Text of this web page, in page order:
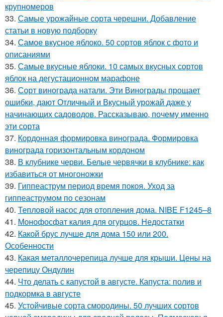
крупномеров
33. Самые урожайные сорта черешни. Добавление
статьи в новую подборку
34. Самое вкусное яблоко. 50 сортов яблок с фото и
описаниями
35. Самые вкусные яблоки. 10 самых вкусных сортов
яблок на дегустационном марафоне
36. Сорт винограда натали. Эти Винограды прощает
ошибки, дают Отличный и Вкусный урожай даже у
начинающих садоводов. Рассказываю, почему именно
эти сорта
37. Кордонная формировка винограда. Формировка
винограда горизонтальным кордоном
38. В клубнике черви. Белые червячки в клубнике: как
избавиться от многоножки
39. Гиппеаструм период время покоя. Уход за
гиппеаструмом по сезонам
40. Тепловой насос для отопления дома. NIBE F1245–8
41. Монофосфат калия для огурцов. Недостатки
42. Какой брус лучше для дома 150 или 200.
Особенности
43. Какая металлочерепица лучше для крыши. Цены на
черепицу Ондулин
44. Что делать с капустой в августе. Капуста: полив и
подкормка в августе
45. Устойчивые сорта смородины. 50 лучших сортов